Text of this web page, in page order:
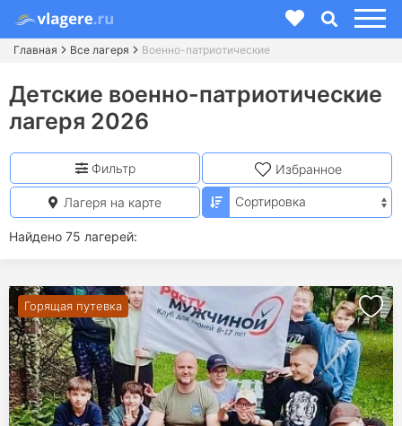
Главная Все лагеря Военно-патриотические
Детские военно-патриотические
лагеря 2026
Найдено 75 лагерей:
Фильтр Избранное
Лагеря на карте
Горящая путевка